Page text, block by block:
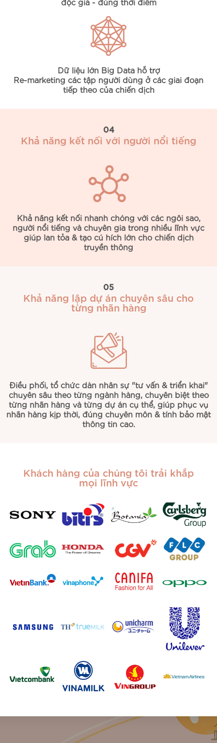
Dữ liệu lớn Big Data hỗ trợ
Re-marketing các tập người dùng ở các giai đoạn
tiếp theo của chiến dịch
04
Khả năng kết nối với người nổi tiếng
Khả năng kết nối nhanh chóng với các ngôi sao,
người nổi tiếng và chuyên gia trong nhiều lĩnh vực
giúp lan tỏa & tạo cú hích lớn cho chiến dịch
truyền thông
05
Khả năng lập dự án chuyên sâu cho
từng nhãn hàng
Điều phối, tổ chức dàn nhân sự "tư vấn & triển khai"
chuyên sâu theo từng ngành hàng, chuyên biệt theo
từng nhãn hàng và từng dự án cụ thể, giúp phục vụ
nhãn hàng kịp thời, đúng chuyên môn & tính bảo mật
thông tin cao.
Khách hàng của chúng tôi trải khắp
mọi lĩnh vực